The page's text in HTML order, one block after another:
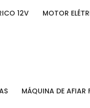
12V MOTOR
MÁQUINA DE